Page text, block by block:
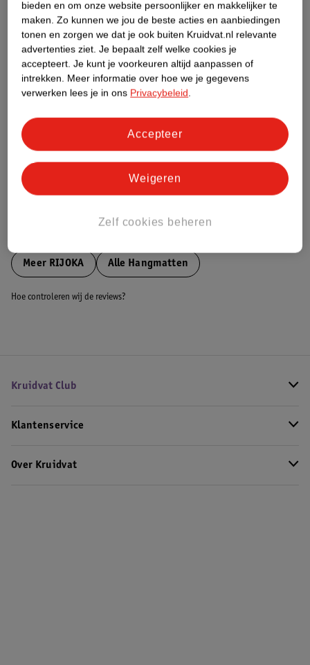
Etiketinformatie
Nature Impact Score
Dit product heeft (nog) geen Nature
Bestel & Bezorginformatie
Meer RIJOKA Alle Hangmatten
Hoe controleren wij de reviews?
Kruidvat Club
Klantenservice
Over Kruidvat
bieden en om onze website persoonlijker en makkelijker te
maken. Zo kunnen we jou de beste acties en aanbiedingen
tonen en zorgen we dat je ook buiten Kruidvat.nl relevante
advertenties ziet. Je bepaalt zelf welke cookies je
accepteert. Je kunt je voorkeuren altijd aanpassen of
intrekken. Meer informatie over hoe we je gegevens
verwerken lees je in ons Privacybeleid.
Zelf cookies beheren
Weigeren
Accepteer